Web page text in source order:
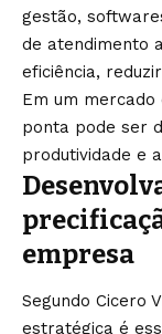
gestão,
de atendimento
eficiência,
Em um
ponta pode ser
produtividade e
empresa
Segundo Cicero
estratégica é